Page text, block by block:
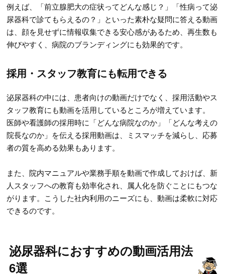
例えば、「前立腺肥大の症状ってどんな感じ？」「性病って泌
尿器科で診てもらえるの？」といった素朴な疑問に答える動画
は、顔を見せずに情報収集できる安心感があるため、再生数も
伸びやすく、病院のブランディングにも効果的です。
採用・スタッフ教育にも転用できる
泌尿器科の中には、患者向けの動画だけでなく、採用活動やス
タッフ教育にも動画を活用しているところが増えています。
医師や看護師の採用時に「どんな病院なのか」「どんな考えの
院長なのか」を伝える採用動画は、ミスマッチを減らし、応募
者の質を高める効果もあります。
また、院内マニュアルや業務手順を動画で作成しておけば、新
人スタッフへの教育も効率化され、属人化を防ぐことにもつな
がります。こうした社内利用のニーズにも、動画は柔軟に対応
できるのです。
泌尿器科におすすめの動画活用法
6選